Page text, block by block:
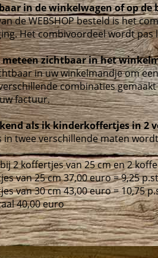
in de winkelwagen of op de
de WEBSHOP besteld is het
Het combivoordeel wordt
zichtbaar in het
in uw winkelmandje om
combinaties
factuur.
als ik kinderkoffertjes in 2
twee verschillende maten
2 koffertjes van 25 cm en 2
van 25 cm 37,00 euro = 9,25
van 30 cm 43,00 euro = 10,75
40,00 euro